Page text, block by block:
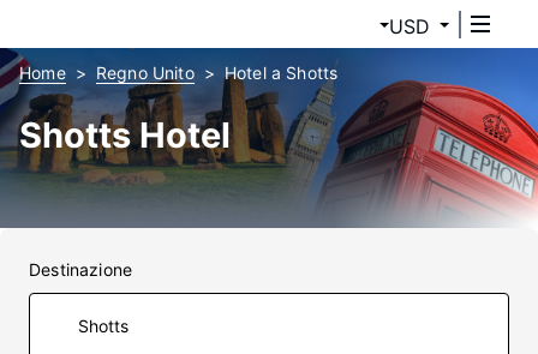
USD
Home Regno Unito Hotel a Shotts
Shotts Hotel
Destinazione